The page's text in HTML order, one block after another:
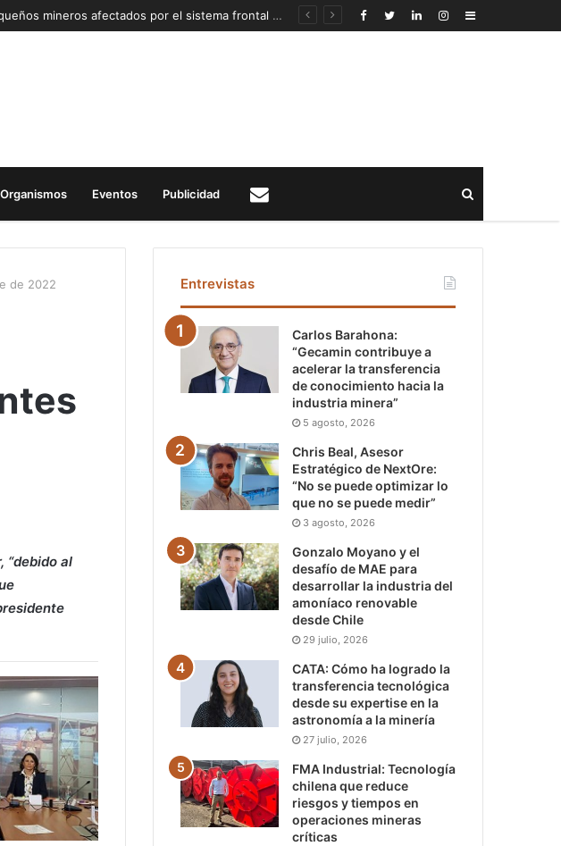
Autoridades mineras anuncian recursos extraordinarios para pequeños mineros afectados por el sistema frontal en Coquimbo y Atacama Sidebar
Organismos Eventos Publicidad
de 2022
“debido al
Entrevistas
Carlos Barahona:
“Gecamin contribuye a
acelerar la transferencia
de conocimiento hacia la
industria minera”
5 agosto, 2026
Chris Beal, Asesor
Estratégico de NextOre:
“No se puede optimizar lo
que no se puede medir”
3 agosto, 2026
Gonzalo Moyano y el
desafío de MAE para
desarrollar la industria del
amoníaco renovable
desde Chile
29 julio, 2026
CATA: Cómo ha logrado la
transferencia tecnológica
desde su expertise en la
astronomía a la minería
27 julio, 2026
FMA Industrial: Tecnología
chilena que reduce
riesgos y tiempos en
operaciones mineras
críticas